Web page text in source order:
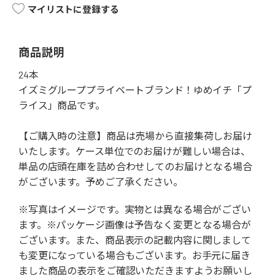
マイリストに登録する
商品説明
24本
イズミグループプライベートブランド！ゆめイチ「プ
ライス」商品です。
【ご購入時の注意】商品は売場から直接集荷しお届け
いたします。ケース単位でのお届けが難しい場合は、
単品の店頭在庫を詰め合わせしてのお届けとなる場合
がございます。予めご了承ください。
※写真はイメージです。実物とは異なる場合がござい
ます。※パッケージ画像は予告なく変更となる場合が
ございます。また、商品表示の記載内容に関しまして
も変更になっている場合もございます。お手元に届き
ました商品の表示をご確認いただきますようお願いし